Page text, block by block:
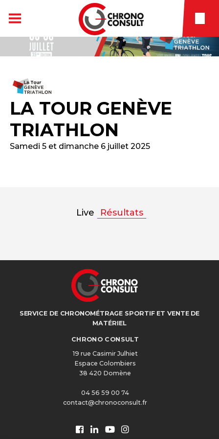
LA TOUR GENÈVE
TRIATHLON
Samedi 5 et dimanche 6 juillet 2025
Live Résultats
SERVICE DE CHRONOMÉTRAGE SPORTIF ET VENTE DE
MATÉRIEL
CHRONO CONSULT
19 rue Casimir Julhiet
Espace Colombiers
38 420 Domène
04 56 59 00 74
contact@chronoconsult.fr